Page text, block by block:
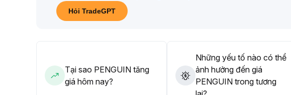
rộng kinh doanh thực tế và kênh phân phối; nếu thanh khoản giao
mục tiêu doanh thu đạt được, giá token kỳ vọng sẽ được cải thiện nhờ
Hỏi TradeGPT
Tại sao PENGUIN tăng
giá hôm nay?
Những yếu tố nào có thể
ảnh hưởng đến giá
PENGUIN trong tương